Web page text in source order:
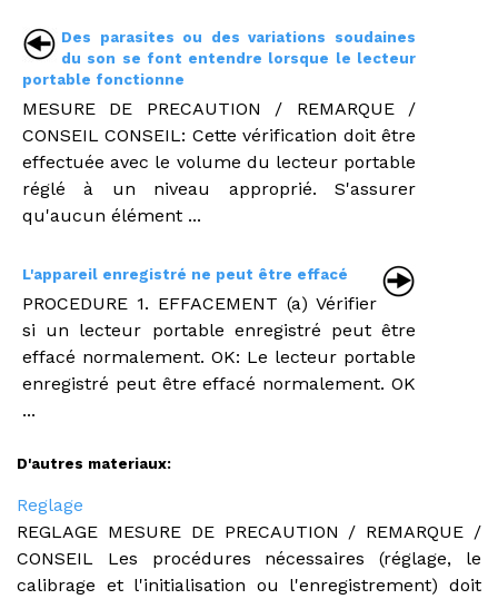
Des parasites ou des variations soudaines
du son se font entendre lorsque le lecteur
portable fonctionne
MESURE DE PRECAUTION / REMARQUE /
CONSEIL CONSEIL: Cette vérification doit être
effectuée avec le volume du lecteur portable
réglé à un niveau approprié. S'assurer
qu'aucun élément ...
L'appareil enregistré ne peut être effacé
PROCEDURE 1. EFFACEMENT (a) Vérifier
si un lecteur portable enregistré peut être
effacé normalement. OK: Le lecteur portable
enregistré peut être effacé normalement. OK
...
D'autres materiaux:
Reglage
REGLAGE MESURE DE PRECAUTION / REMARQUE /
CONSEIL Les procédures nécessaires (réglage, le
calibrage et l'initialisation ou l'enregistrement) doit